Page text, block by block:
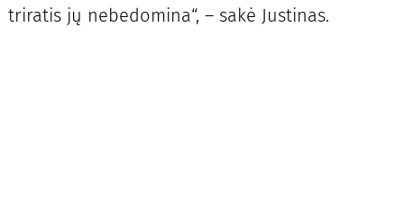
triratis jų nebedomina“, – sakė Justinas.